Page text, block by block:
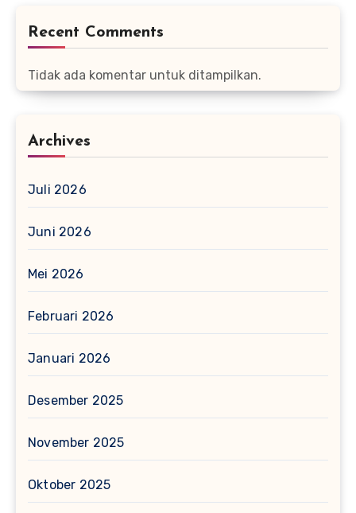
Recent Comments
Tidak ada komentar untuk ditampilkan.
Archives
Juli 2026
Juni 2026
Mei 2026
Februari 2026
Januari 2026
Desember 2025
November 2025
Oktober 2025